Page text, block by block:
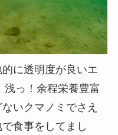
に透明度が良いエ
浅っ！余程栄養豊富
いクマノミでさえ
食事をしてまし